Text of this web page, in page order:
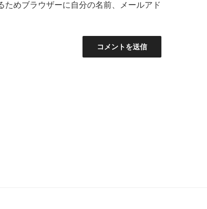
ためブラウザーに自分の名前、メールアド